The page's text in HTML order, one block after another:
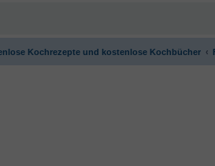
Kochrezepte und kostenlose Kochbücher